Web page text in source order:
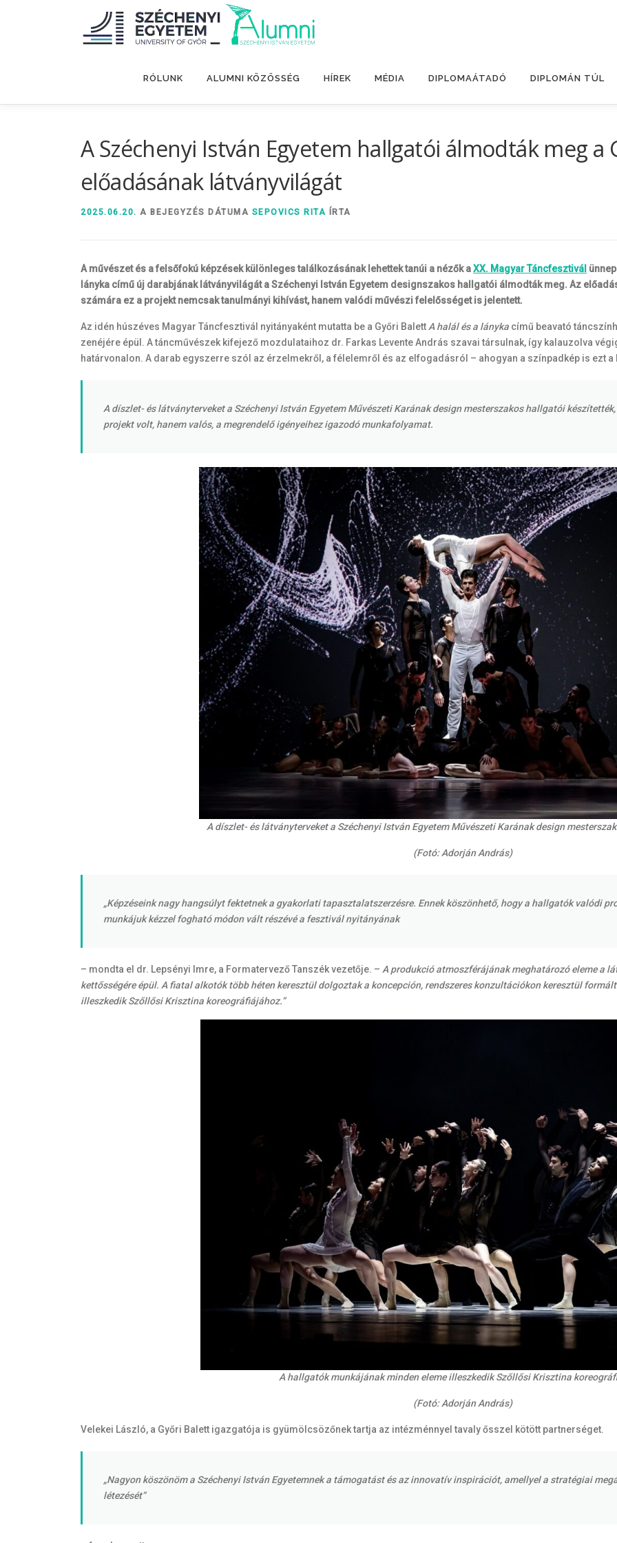
RÓLUNK ALUMNI KÖZÖSSÉG HÍREK MÉDIA DIPLOMAÁTADÓ DIPLOMÁN TÚL
A Széchenyi István Egyetem hallgatói álmodták meg a
előadásának látványvilágát
2025.06.20. A BEJEGYZÉS DÁTUMA SEPOVICS RITA ÍRTA
A művészet és a felsőfokú képzések különleges találkozásának lehettek tanúi a nézők aXX. Magyar Táncfesztivál
lányka című új darabjának látványvilágát a Széchenyi István Egyetem designszakos hallgatói álmodták meg. Az
számára ez a projekt nemcsak tanulmányi kihívást, hanem valódi művészi felelősséget is jelentett.
Az idén húszéves Magyar Táncfesztivál nyitányaként mutatta be a Győri BalettA halál és a lányka című beavató
zenéjére épül. A táncművészek kifejező mozdulataihoz dr. Farkas Levente András szavai társulnak, így kalauzolva
határvonalon. A darab egyszerre szól az érzelmekről, a félelemről és az elfogadásról – ahogyan a színpadkép is ezt
A díszlet- és látványterveket a Széchenyi István Egyetem Művészeti Karának design mesterszakos hallgatói
projekt volt, hanem valós, a megrendelő igényeihez igazodó munkafolyamat.
A díszlet- és látványterveket a Széchenyi István Egyetem Művészeti Karának design
(Fotó: Adorján András)
„Képzéseink nagy hangsúlyt fektetnek a gyakorlati tapasztalatszerzésre. Ennek köszönhető, hogy a hallgatók valódi
munkájuk kézzel fogható módon vált részévé a fesztivál nyitányának
– mondta el dr. Lepsényi Imre, a Formatervező Tanszék vezetője. – A produkció atmoszférájának meghatározó eleme a
kettősségére épül. A fiatal alkotók több héten keresztül dolgoztak a koncepción, rendszeres konzultációkon keresztül
illeszkedik Szőllősi Krisztina koreográfiájához.”
A hallgatók munkájának minden eleme illeszkedik Szőllősi Krisztina
(Fotó: Adorján András)
Velekei László, a Győri Balett igazgatója is gyümölcsözőnek tartja az intézménnyel tavaly ősszel kötött partnerséget.
„Nagyon köszönöm a Széchenyi István Egyetemnek a támogatást és az innovatív inspirációt, amellyel a stratégiai
létezését”